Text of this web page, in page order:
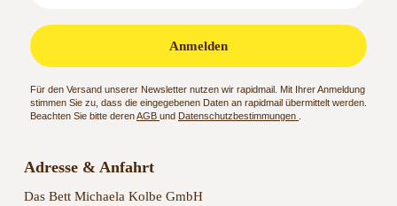
Anmelden
Für den Versand unserer Newsletter nutzen wir rapidmail. Mit Ihrer Anmeldung
stimmen Sie zu, dass die eingegebenen Daten an rapidmail übermittelt werden.
Beachten Sie bitte derenAGB und Datenschutzbestimmungen
Adresse & Anfahrt
Das Bett Michaela Kolbe GmbH